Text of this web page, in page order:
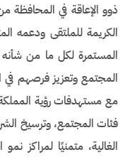
ذوو الإعاقة في
الكريمة للملتقى ودعمه
المستمرة لكل ما من
المجتمع وتعزيز فرصهم في
فئات المجتمع، وترسيخ
الغالية، متمنيًا لمراكز